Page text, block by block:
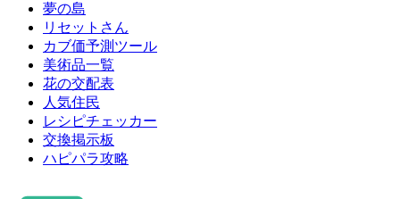
夢の島
リセットさん
カブ価予測ツール
美術品一覧
花の交配表
人気住民
レシピチェッカー
交換掲示板
ハピパラ攻略